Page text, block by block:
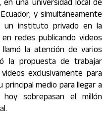
una universidad local de
y simultáneamente
un instituto privado en la
redes publicando videos
la atención de varios
la propuesta de trabajar
exclusivamente para
medio para llegar a
sobrepasan el millón